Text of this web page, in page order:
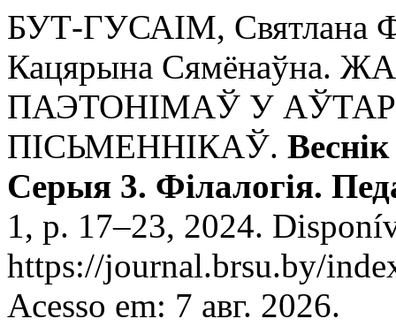
БУТ-ГУСАІМ, Святлана
Кацярына Сямёнаўна.
ПАЭТОНІМАЎ У
ПІСЬМЕННІКАЎ.
Серыя 3. Філалогія.
1, p. 17–23, 2024.
https://journal.brsu.by/
Acesso em: 7 авг. 2026.